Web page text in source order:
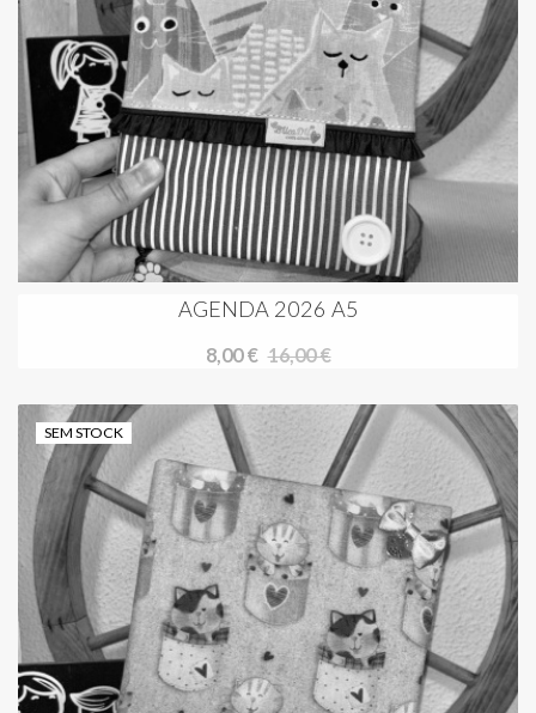
AGENDA 2026 A5
8,00 € 16,00 €
SEM STOCK